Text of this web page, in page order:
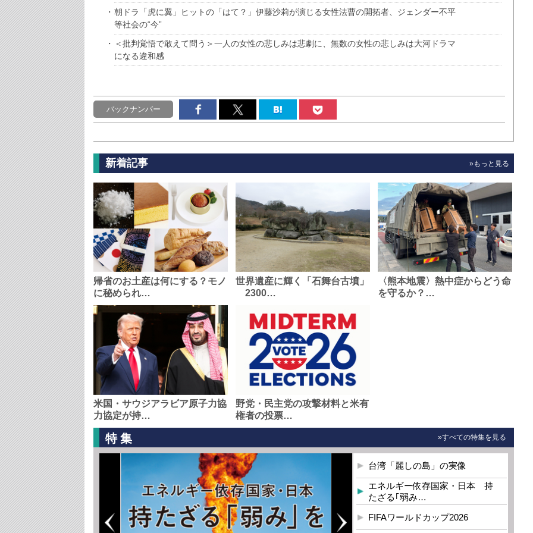
朝ドラ「虎に翼」ヒットの「はて？」伊藤沙莉が演じる女性法曹の開拓者、ジェンダー不平
等社会の“今”
＜批判覚悟で敢えて問う＞一人の女性の悲しみは悲劇に、無数の女性の悲しみは大河ドラマ
になる違和感
バックナンバー
新着記事 »もっと見る
帰省のお土産は何にする？モノ
に秘められ…
世界遺産に輝く「石舞台古墳」
2300…
〈熊本地震〉熱中症からどう命
を守るか？…
米国・サウジアラビア原子力協
力協定が持…
野党・民主党の攻撃材料と米有
権者の投票…
特集 »すべての特集を見る
台湾「麗しの島」の実像
エネルギー依存国家・日本 持
たざる｢弱み…
FIFAワールドカップ2026